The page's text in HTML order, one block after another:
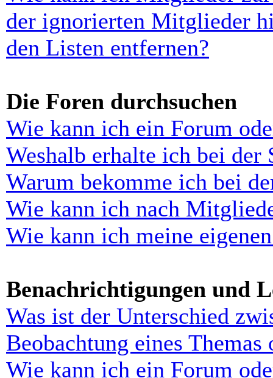
der ignorierten Mitglieder
den Listen entfernen?
Die Foren durchsuchen
Wie kann ich ein Forum
Weshalb erhalte ich bei der
Warum bekomme ich bei
Wie kann ich nach
Wie kann ich meine
Benachrichtigungen und
Was ist der Unterschied
Beobachtung eines Themas
Wie kann ich ein Forum